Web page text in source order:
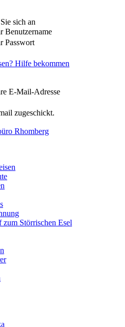
sich an
Benutzername
Passwort
Hilfe bekommen
E-Mail-Adresse
zugeschickt.
Störrischen Esel